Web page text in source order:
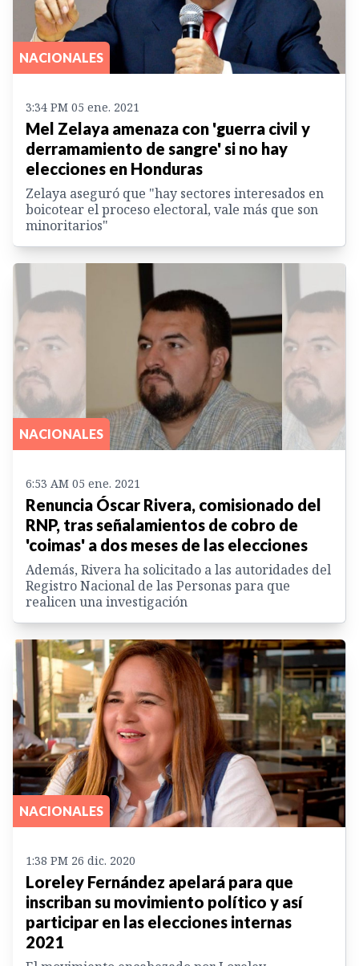
NACIONALES
3:34 PM 05 ene. 2021
Mel Zelaya amenaza con 'guerra civil y
derramamiento de sangre' si no hay
elecciones en Honduras
Zelaya aseguró que "hay sectores interesados en
boicotear el proceso electoral, vale más que son
minoritarios"
NACIONALES
6:53 AM 05 ene. 2021
Renuncia Óscar Rivera, comisionado del
RNP, tras señalamientos de cobro de
'coimas' a dos meses de las elecciones
Además, Rivera ha solicitado a las autoridades del
Registro Nacional de las Personas para que
realicen una investigación
NACIONALES
1:38 PM 26 dic. 2020
Loreley Fernández apelará para que
inscriban su movimiento político y así
participar en las elecciones internas
2021